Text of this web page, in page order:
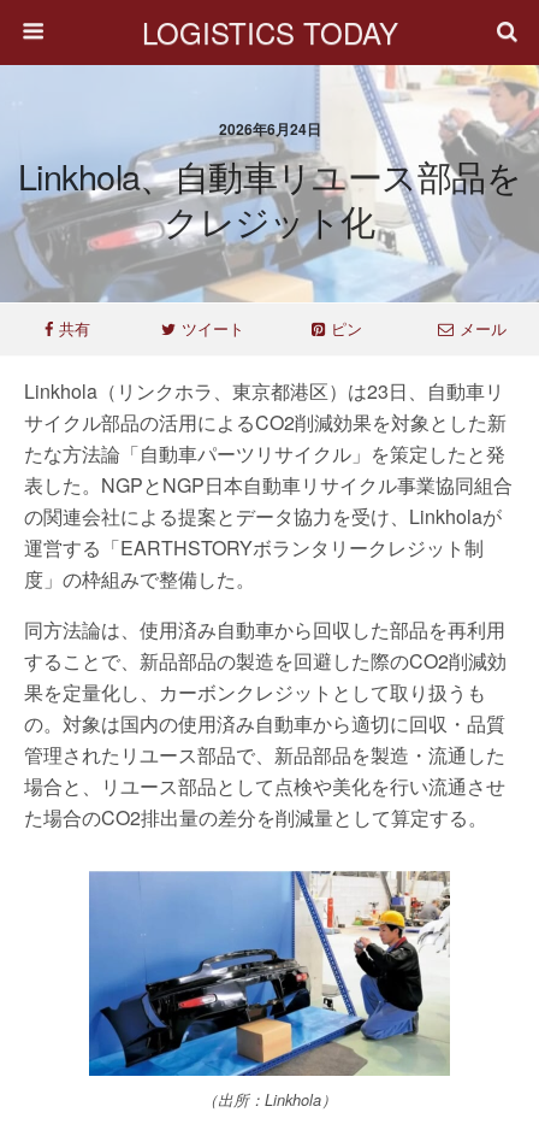
LOGISTICS TODAY
2026年6月24日
Linkhola、自動車リユース部品を
クレジット化
共有 ツイート ピン メール
Linkhola（リンクホラ、東京都港区）は23日、自動車リ
サイクル部品の活用によるCO2削減効果を対象とした新
たな方法論「自動車パーツリサイクル」を策定したと発
表した。NGPとNGP日本自動車リサイクル事業協同組合
の関連会社による提案とデータ協力を受け、Linkholaが
運営する「EARTHSTORYボランタリークレジット制
度」の枠組みで整備した。
同方法論は、使用済み自動車から回収した部品を再利用
することで、新品部品の製造を回避した際のCO2削減効
果を定量化し、カーボンクレジットとして取り扱うも
の。対象は国内の使用済み自動車から適切に回収・品質
管理されたリユース部品で、新品部品を製造・流通した
場合と、リユース部品として点検や美化を行い流通させ
た場合のCO2排出量の差分を削減量として算定する。
（出所：Linkhola）